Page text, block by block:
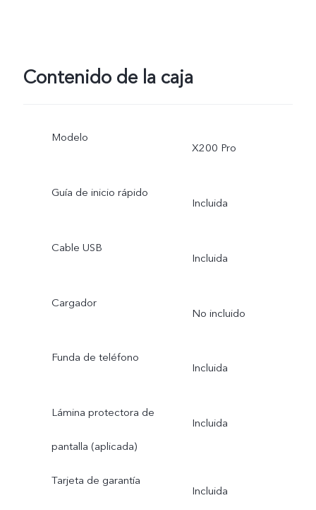
Contenido de la caja
Modelo
X200 Pro
Guía de inicio rápido
Incluida
Cable USB
Incluida
Cargador
No incluido
Funda de teléfono
Incluida
Lámina protectora de
pantalla (aplicada)
Incluida
Tarjeta de garantía
Incluida